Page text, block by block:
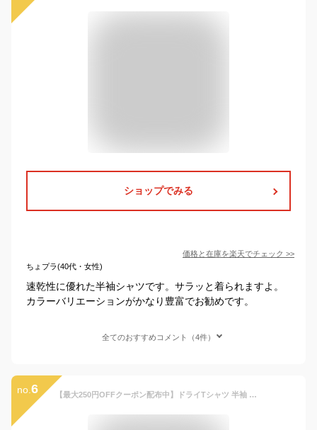
ショップでみる
価格と在庫を楽天でチェック >>
ちょプラ(40代・女性)
速乾性に優れた半袖シャツです。サラッと着られますよ。
カラーバリエーションがかなり豊富でお勧めです。
全てのおすすめコメント（4件）
no. 6 【最大250円OFFクーポン配布中】ドライTシャツ 半袖 キッズ カラー 寒色系 00300-ACT glimmer クルーネック 無地 アパレル